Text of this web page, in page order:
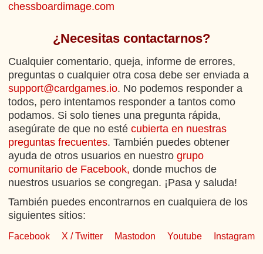
chessboardimage.com
¿Necesitas contactarnos?
Cualquier comentario, queja, informe de errores,
preguntas o cualquier otra cosa debe ser enviada a
support@cardgames.io. No podemos responder a
todos, pero intentamos responder a tantos como
podamos. Si solo tienes una pregunta rápida,
asegúrate de que no esté cubierta en nuestras
preguntas frecuentes. También puedes obtener
ayuda de otros usuarios en nuestro grupo
comunitario de Facebook, donde muchos de
nuestros usuarios se congregan. ¡Pasa y saluda!
También puedes encontrarnos en cualquiera de los
siguientes sitios:
Facebook X / Twitter Mastodon Youtube Instagram